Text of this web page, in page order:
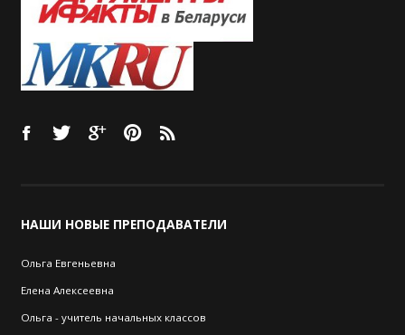
НАШИ НОВЫЕ ПРЕПОДАВАТЕЛИ
Ольга Евгеньевна
Елена Алексеевна
Ольга - учитель начальных классов